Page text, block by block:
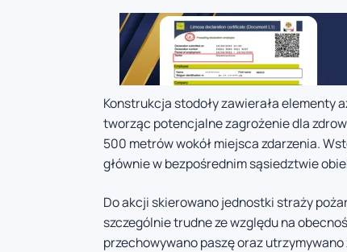
Konstrukcja stodoły zawierała elementy
tworząc potencjalne zagrożenie dla
500 metrów wokół miejsca zdarzenia.
głównie w bezpośrednim sąsiedztwie
Do akcji skierowano jednostki straży
szczególnie trudne ze względu na
przechowywano paszę oraz